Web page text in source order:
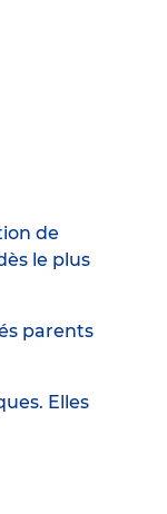
de
le plus
parents
Elles